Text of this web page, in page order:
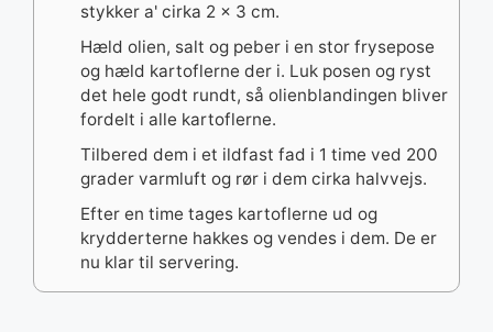
stykker a' cirka 2 x 3 cm.
Hæld olien, salt og peber i en stor frysepose
og hæld kartoflerne der i. Luk posen og ryst
det hele godt rundt, så olienblandingen bliver
fordelt i alle kartoflerne.
Tilbered dem i et ildfast fad i 1 time ved 200
grader varmluft og rør i dem cirka halvvejs.
Efter en time tages kartoflerne ud og
krydderterne hakkes og vendes i dem. De er
nu klar til servering.